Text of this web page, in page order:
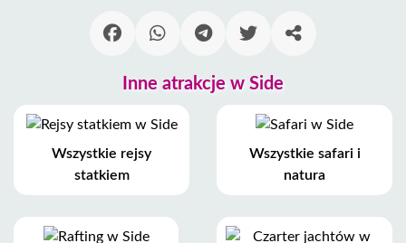
Inne atrakcje w Side
Wszystkie rejsy
statkiem
Wszystkie safari i
natura